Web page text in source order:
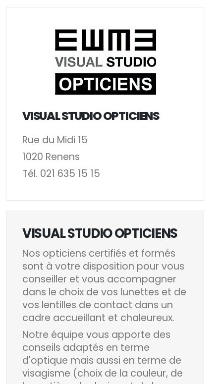
VISUAL STUDIO OPTICIENS
Rue du Midi 15
1020 Renens
Tél. 021 635 15 15
VISUAL STUDIO OPTICIENS
Nos opticiens certifiés et formés
sont à votre disposition pour vous
conseiller et vous accompagner
dans le choix de vos lunettes et de
vos lentilles de contact dans un
cadre accueillant et chaleureux.
Notre équipe vous apporte des
conseils adaptés en terme
d'optique mais aussi en terme de
visagisme (choix de la couleur, de